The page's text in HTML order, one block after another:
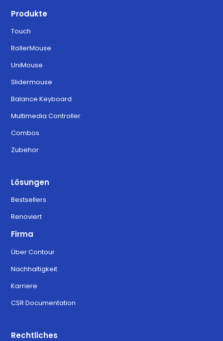
Produkte
Touch
RollerMouse
UniMouse
Slidermouse
Balance Keyboard
Multimedia Controller
Combos
Zubehor
Lösungen
Bestsellers
Renoviert
Firma
Über Contour
Nachhaltigkeit
Karriere
CSR Documentation
Rechtliches